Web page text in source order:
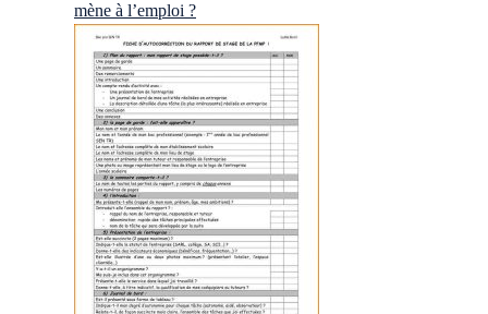
mène à l’emploi ?